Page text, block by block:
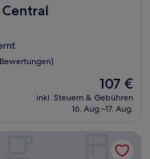
Der
Preis
beträgt
107 €
inkl. Steuern & Gebühren
16. Aug.–17. Aug.